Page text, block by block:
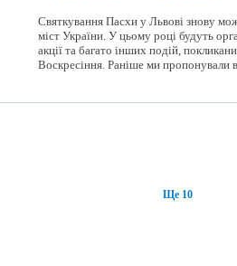
Святкування Пасхи у Львові знову
міст України. У цьому році будуть
акції та багато інших подій,
Воскресіння. Раніше ми пропонували
Ще 10